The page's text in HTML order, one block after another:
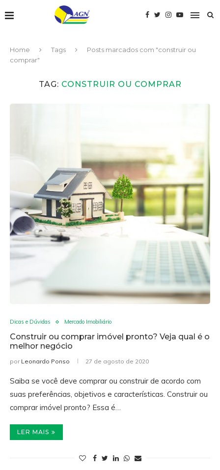
Home Tags
Posts marcados com "construir ou
comprar"
TAG: CONSTRUIR OU COMPRAR
Dicas e Dúvidas Mercado Imobiliário
Construir ou comprar imóvel pronto? Veja qual é o
melhor negócio
por Leonardo Ponso 27 de agosto de 2020
Saiba se você deve comprar ou construir de acordo com
suas preferências, objetivos e características. Construir ou
comprar imóvel pronto? Essa é…
LER MAIS